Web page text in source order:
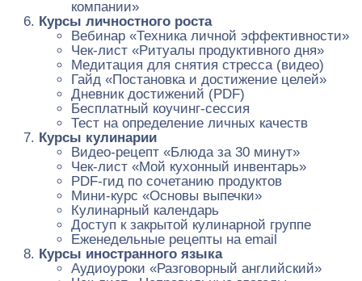
компании»
Курсы личностного роста
Вебинар «Техника личной эффективности»
Чек-лист «Ритуалы продуктивного дня»
Медитация для снятия стресса (видео)
Гайд «Постановка и достижение целей»
Дневник достижений (PDF)
Бесплатный коучинг-сессия
Тест на определение личных качеств
Курсы кулинарии
Видео-рецепт «Блюда за 30 минут»
Чек-лист «Мой кухонный инвентарь»
PDF-гид по сочетанию продуктов
Мини-курс «Основы выпечки»
Кулинарный календарь
Доступ к закрытой кулинарной группе
Еженедельные рецепты на email
Курсы иностранного языка
Аудиоуроки «Разговорный английский»